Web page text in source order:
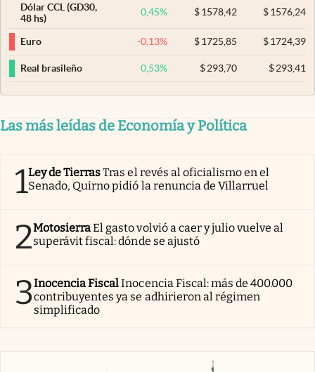
Dólar CCL (GD30,
48 hs)
0,45% $ 1578,42 $1576,24
Euro -0,13% $ 1725,85 $1724,39
Real brasileño 0,53% $ 293,70 $293,41
Las más leídas de Economía y Política
1Ley de TierrasTras el revés al oficialismo en el
Senado, Quirno pidió la renuncia de Villarruel
2MotosierraEl gasto volvió a caer y julio vuelve al
superávit fiscal: dónde se ajustó
3Inocencia FiscalInocencia Fiscal: más de 400.000
contribuyentes ya se adhirieron al régimen
simplificado